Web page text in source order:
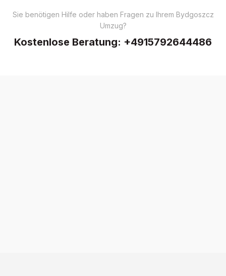
Sie benötigen Hilfe oder haben Fragen zu Ihrem Bydgoszcz
Umzug?
Kostenlose Beratung: +4915792644486